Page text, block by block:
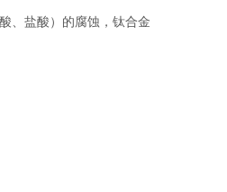
、盐酸）的腐蚀，钛合金